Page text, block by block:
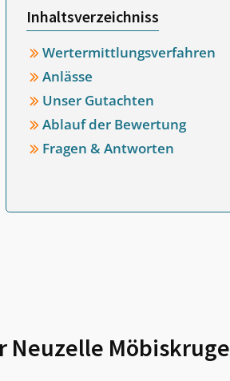
Inhaltsverzeichniss
Wertermittlungsverfahren
Anlässe
Unser Gutachten
Ablauf der Bewertung
Fragen & Antworten
Neuzelle Möbiskruge